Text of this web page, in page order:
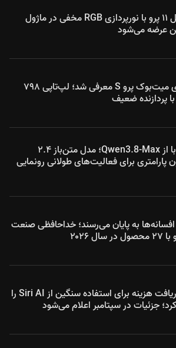
پیکسل ۱۱ پرو با نورپردازی RGB مخفی در ماژول
عرضه می‌شود
هواوی میت‌بوک پرو S معرفی شد؛ لپ‌تاپی ۷۹۸
پردازنده ضعیف
علی‌بابا از Qwen3.8-Max؛ مدل متن‌باز ۲.۴
پارامتری برای فعالیت‌های طولانی رونمایی
به پایان می‌رسند؛ خداحافظی صنعت
۲۰۲۶
اپل دریافت هزینه برای استفاده سنگین از Siri AI را
کرد؛ جزئیات در سپتامبر اعلام می‌شود